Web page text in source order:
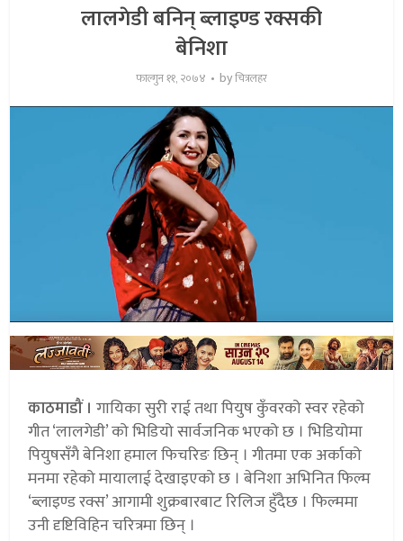
लालगेडी बनिन् ब्लाइण्ड रक्सकी
बेनिशा
फाल्गुन ११, २०७४ byचित्रलहर
काठमाडौं । गायिका सुरी राई तथा पियुष कुँवरको स्वर रहेको
गीत ‘लालगेडी’ को भिडियो सार्वजनिक भएको छ । भिडियोमा
पियुषसँगै बेनिशा हमाल फिचरिङ छिन् । गीतमा एक अर्काको
मनमा रहेको मायालाई देखाइएको छ । बेनिशा अभिनित फिल्म
‘ब्लाइण्ड रक्स’ आगामी शुक्रबारबाट रिलिज हुँदैछ । फिल्ममा
उनी दृष्टिविहिन चरित्रमा छिन् ।